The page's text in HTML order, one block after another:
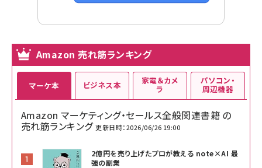
Amazon 売れ筋ランキング
マーケ本
Amazon マーケティング・セールス全般関連書籍 の
売れ筋ランキング 更新日時：2026/06/26 19:00
2億円を売り上げたプロが教える note×AI 最
強の副業
ビジネス本 家電＆カメ
ラ
パソコン・
周辺機器